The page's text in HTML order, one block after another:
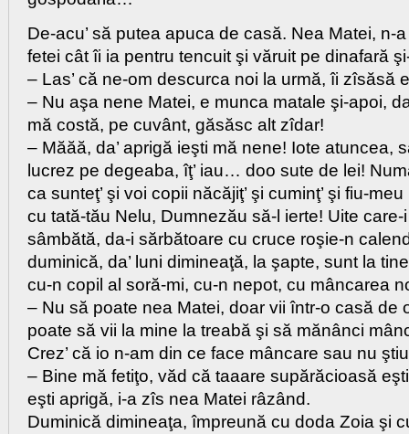
De-acu’ să putea apuca de casă. Nea Matei, n-
fetei cât îi ia pentru tencuit şi văruit pe dinafară
– Las’ că ne-om descurca noi la urmă, îi zîsăsă
– Nu aşa nene Matei, e munca matale şi-apoi,
mă costă, pe cuvânt, găsăsc alt zîdar!
– Măăă, da’ aprigă ieşti mă nene! Iote atuncea,
lucrez pe degeaba, îţ’ iau… doo sute de lei!
ca sunteţ’ şi voi copii năcăjiţ’ şi cuminţ’ şi fiu-
cu tată-tău Nelu, Dumnezău să-l ierte! Uite
sâmbătă, da-i sărbătoare cu cruce roşie-n
duminică, da’ luni dimineaţă, la şapte, sunt la
cu-n copil al soră-mi, cu-n nepot, cu mâncarea
– Nu să poate nea Matei, doar vii într-o casă de
poate să vii la mine la treabă şi să mănânci
Crez’ că io n-am din ce face mâncare sau nu
– Bine mă fetiţo, văd că taaare supărăcioasă
eşti aprigă, i-a zîs nea Matei râzând.
Duminică dimineaţa, împreună cu doda Zoia şi